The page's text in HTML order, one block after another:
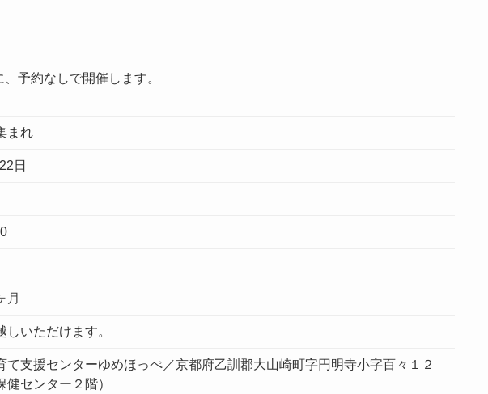
予約なしで開催します。
まれ
日
月
しいただけます。
て支援センターゆめほっぺ／京都府乙訓郡大山崎町字円明寺小字百々１２
健センター２階）